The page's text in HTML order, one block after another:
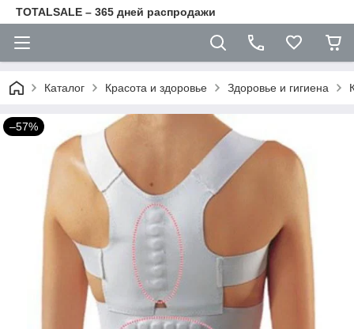
TOTALSALE – 365 дней распродажи
Каталог Красота и здоровье Здоровье и гигиена
–57%